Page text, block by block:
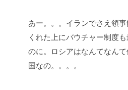
あー。。。イランでさえ領
くれた上にバウチャー制度
のに。ロシアはなんてなん
国なの。。。。